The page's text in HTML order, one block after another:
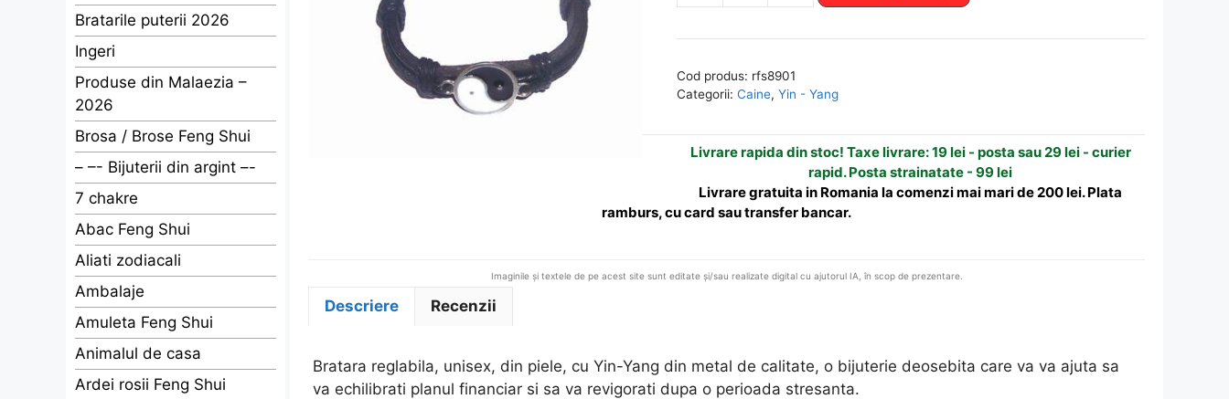
reglabila,
din
cu
Yin-
e
n
t
:
Cod produs: rfs8901
Categorii: Caine, Yin - Yang
Livrare rapida din stoc! Taxe livrare: 19 lei - posta sau 29 lei - curier
rapid. Posta strainatate - 99 lei
Livrare gratuita in Romania la comenzi mai mari de 200 lei. Plata
ramburs, cu card sau transfer bancar.
Imaginile și textele de pe acest site sunt editate și/sau realizate digital cu ajutorul IA, în scop de prezentare.
Descriere Recenzii
Bratara reglabila, unisex, din piele, cu Yin-Yang din metal de calitate, o bijuterie deosebita care va va ajuta sa
va echilibrati planul financiar si sa va revigorati dupa o perioada stresanta.
Bratarile puterii 2026
Ingeri
Produse din Malaezia –
2026
Brosa / Brose Feng Shui
– –- Bijuterii din argint –-
7 chakre
Abac Feng Shui
Aliati zodiacali
Ambalaje
Amuleta Feng Shui
Animalul de casa
Ardei rosii Feng Shui